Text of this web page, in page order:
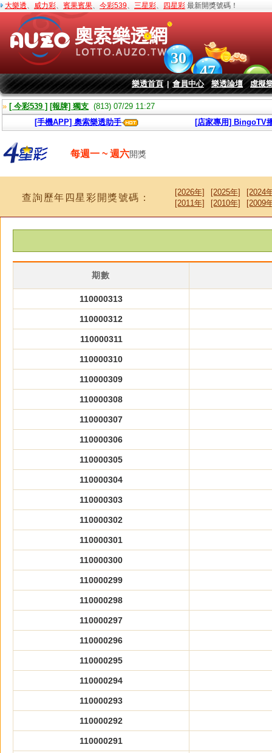
大樂透、 威力彩、 賓果賓果、 今彩539、 三星彩、 四星彩 最新開獎號碼！
樂透首頁|會員中心 樂透論壇 虛擬
» [ 今彩539 ] [報牌] 獨支 (813) 07/29 11:09
[手機APP] 奧索樂透助手
[店家專用] BingoTV
每週一 ~ 週六開獎
查詢歷年四星彩開獎號碼：
[2026年] [2025年]
[2024
[2011年]
[2010年] [2009
期數
110000313
110000312
110000311
110000310
110000309
110000308
110000307
110000306
110000305
110000304
110000303
110000302
110000301
110000300
110000299
110000298
110000297
110000296
110000295
110000294
110000293
110000292
110000291